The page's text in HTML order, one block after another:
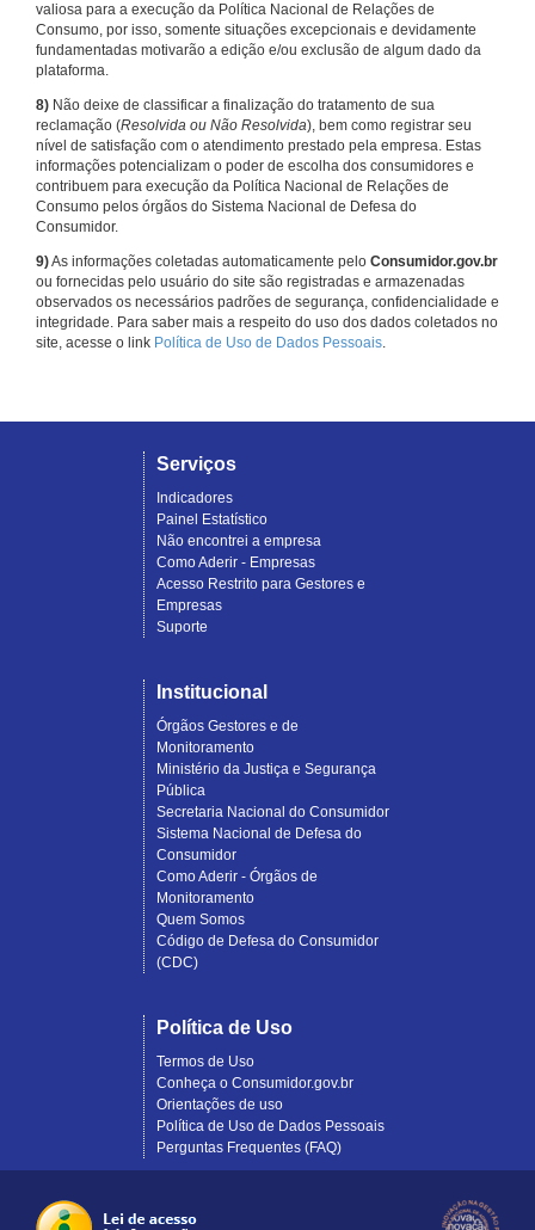
valiosa para a execução da Política Nacional de Relações de
Consumo, por isso, somente situações excepcionais e devidamente
fundamentadas motivarão a edição e/ou exclusão de algum dado da
plataforma.
8) Não deixe de classificar a finalização do tratamento de sua
reclamação (Resolvida ou Não Resolvida), bem como registrar seu
nível de satisfação com o atendimento prestado pela empresa. Estas
informações potencializam o poder de escolha dos consumidores e
contribuem para execução da Política Nacional de Relações de
Consumo pelos órgãos do Sistema Nacional de Defesa do
Consumidor.
9)As informações coletadas automaticamente pelo Consumidor.gov.br
ou fornecidas pelo usuário do site são registradas e armazenadas
observados os necessários padrões de segurança, confidencialidade e
integridade. Para saber mais a respeito do uso dos dados coletados no
site, acesse o link Política de Uso de Dados Pessoais.
Serviços
Indicadores
Painel Estatístico
Não encontrei a empresa
Como Aderir - Empresas
Acesso Restrito para Gestores e
Empresas
Suporte
Institucional
Órgãos Gestores e de
Monitoramento
Ministério da Justiça e Segurança
Pública
Secretaria Nacional do Consumidor
Sistema Nacional de Defesa do
Consumidor
Como Aderir - Órgãos de
Monitoramento
Quem Somos
Código de Defesa do Consumidor
(CDC)
Política de Uso
Termos de Uso
Conheça o Consumidor.gov.br
Orientações de uso
Política de Uso de Dados Pessoais
Perguntas Frequentes (FAQ)